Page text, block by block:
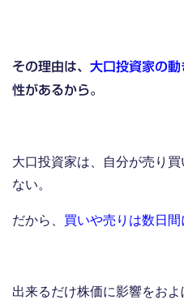
その理由は、 大口投資家の
性があるから。
大口投資家は、自分が売り
ない。
だから、 買いや売りは数日間
出来るだけ株価に影響をお